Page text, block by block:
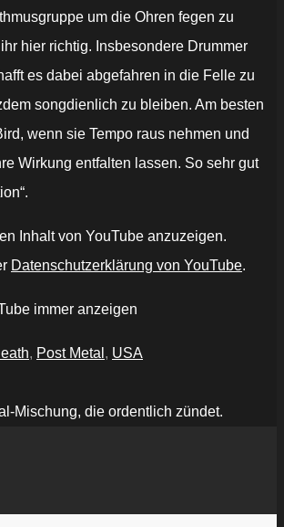
um die Ohren fegen zu
hier richtig. Insbesondere Drummer
es dabei abgefahren in die Felle zu
songdienlich zu bleiben. Am besten
wenn sie Tempo raus nehmen und
Wirkung entfalten lassen. So sehr gut
Inhalt von YouTube anzuzeigen.
Datenschutzerklärung von YouTube.
immer anzeigen
, Post Metal , USA
Mischung, die ordentlich zündet.